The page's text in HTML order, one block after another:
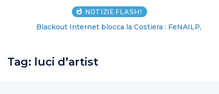
NOTIZIE FLASH!
Blackout Internet blocca la Costiera : FeNAILP,